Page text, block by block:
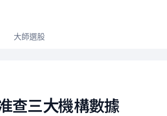
大師選股
查三大機構數據